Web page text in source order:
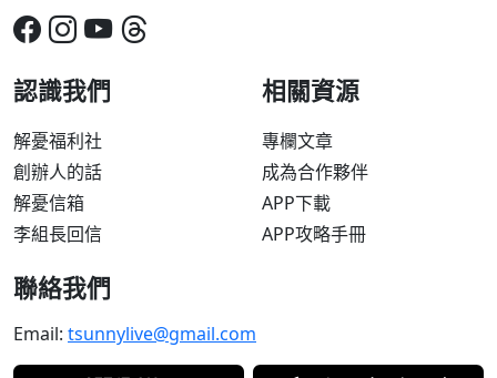
認識我們
解憂福利社
創辦人的話
解憂信箱
李組長回信
相關資源
專欄文章
成為合作夥伴
APP下載
APP攻略手冊
聯絡我們
Email: tsunnylive@gmail.com